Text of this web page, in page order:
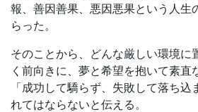
報、善因善果、悪因悪果という人生
らった。
そのことから、どんな厳しい環境に
く前向きに、夢と希望を抱いて素直
「成功して驕らず、失敗して落ち
れてはならないと伝える。